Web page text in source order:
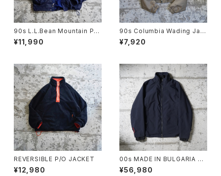
90s L.L.Bean Mountain Par
ka
¥11,990
90s Columbia Wading Jac
ket
¥7,920
REVERSIBLE P/O JACKET
¥12,980
00s MADE IN BULGARIA PR
ADA GORE-TEX JACKET
¥56,980